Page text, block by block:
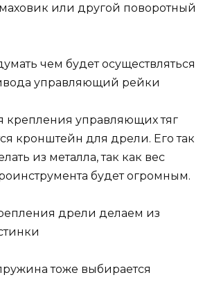
или другой поворотный
чем будет осуществляться
управляющий рейки
крепления управляющих тяг
кронштейн для дрели. Его так
из металла, так как вес
будет огромным.
дрели делаем из
тоже выбирается